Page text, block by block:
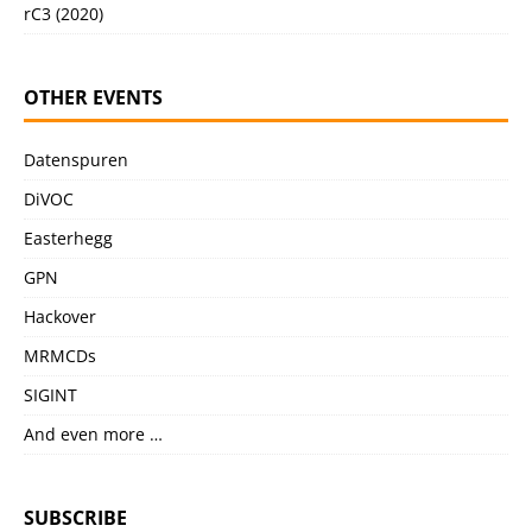
rC3 (2020)
OTHER EVENTS
Datenspuren
DiVOC
Easterhegg
GPN
Hackover
MRMCDs
SIGINT
And even more …
SUBSCRIBE